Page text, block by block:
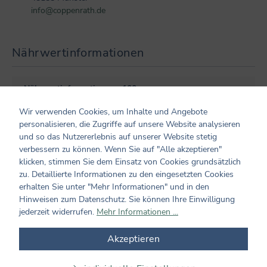
info@coppenrath.de
Nährwert­informationen
Nährwert­information pro 100 g:
Zutaten und Allergene
Zutaten: Stearic Acid, Palmitic Acid, Lauric Acid, Zea Mays
Starch, Aqua / water, Cocamidopropyl Betaine, Sodium
Chloride, Aqua / water, Glycerin, Sucrose, Sorbitol, Sodium
Hydroxide, Propylene Glycol, Fragrances/ Perfume,
Disodium Edta
Kundenmeinungen
Wir verwenden Cookies, um Inhalte und Angebote
personalisieren, die Zugriffe auf unsere Website analysieren
und so das Nutzererlebnis auf unserer Website stetig
verbessern zu können. Wenn Sie auf "Alle akzeptieren"
klicken, stimmen Sie dem Einsatz von Cookies grundsätzlich
zu. Detaillierte Informationen zu den eingesetzten Cookies
erhalten Sie unter "Mehr Informationen" und in den
Hinweisen zum Datenschutz. Sie können Ihre Einwilligung
jederzeit widerrufen. Mehr Informationen ...
Akzeptieren